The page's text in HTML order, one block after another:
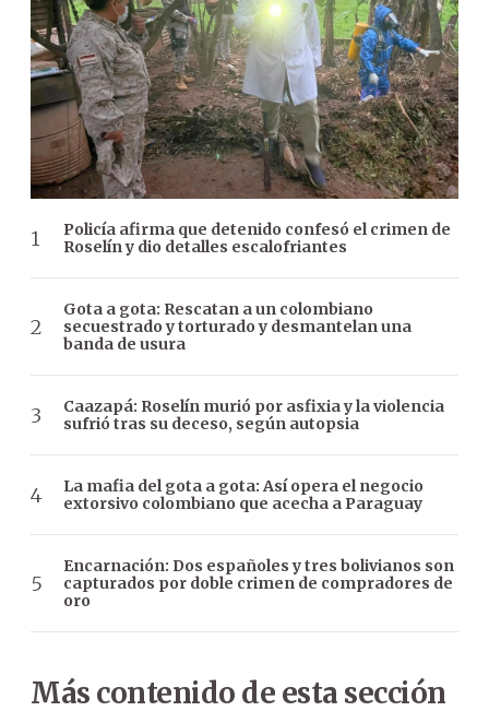
Policía afirma que detenido confesó el crimen de
Roselín y dio detalles escalofriantes
Gota a gota: Rescatan a un colombiano
secuestrado y torturado y desmantelan una
banda de usura
Caazapá: Roselín murió por asfixia y la violencia
sufrió tras su deceso, según autopsia
La mafia del gota a gota: Así opera el negocio
extorsivo colombiano que acecha a Paraguay
Encarnación: Dos españoles y tres bolivianos son
capturados por doble crimen de compradores de
oro
Más contenido de esta sección